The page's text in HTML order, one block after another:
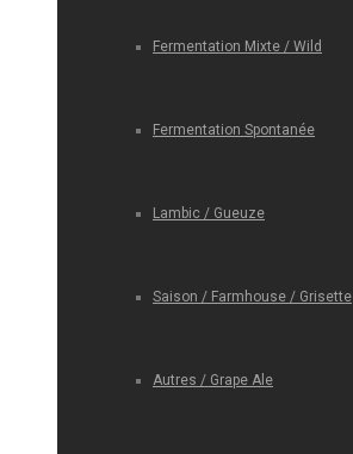
Fermentation Mixte / Wild
Fermentation Spontanée
Lambic / Gueuze
Saison / Farmhouse / Grisette
Autres / Grape Ale